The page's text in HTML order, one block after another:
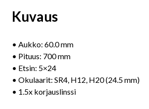
Kuvaus
• Aukko: 60.0 mm
• Pituus: 700 mm
• Etsin: 5×24
• Okulaarit: SR4, H12, H20 (24.5 mm)
• 1.5x korjauslinssi